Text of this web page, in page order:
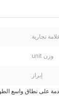
تجارية:
وزن unit:
إبراز:
واسع الطوب الأحمر الحرارية